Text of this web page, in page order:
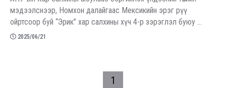
мэдээлснээр, Номхон далайгаас Мексикийн эрэг рүү
ойртсоор буй “Эрик” хар салхины хүч 4-р зэрэглэл буюу ...
2025/06/21
1